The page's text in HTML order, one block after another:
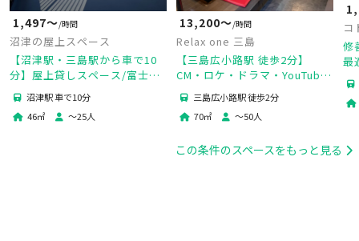
1,497〜/時間
沼津の屋上スペース
【沼津駅・三島駅から車で10
分】屋上貸しスペース/富士山
一望絶景スポット/撮影・
BBQ・商用利用可
沼津駅 車で10分
46㎡ 〜25人
13,200〜/時間
Relax one 三島
【三島広小路駅 徒歩2分】
CM・ロケ・ドラマ・YouTube
撮影📸広告撮影・TV収録🎥商
品撮影・物撮り🌟MV・PV撮影
🍃
三島広小路駅 徒歩2分
70㎡ 〜50人
修
最
この条件のスペースをもっと見る